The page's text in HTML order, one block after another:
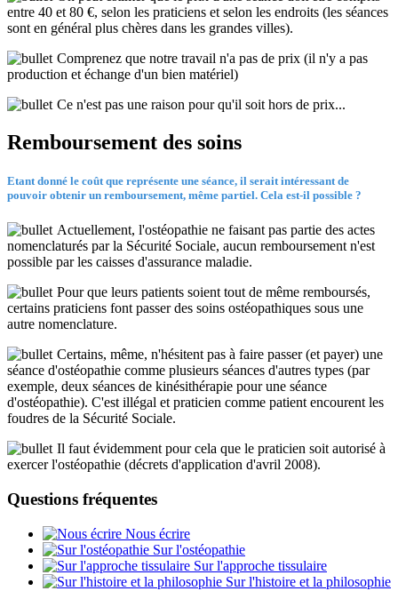
entre 40 et 80 €, selon les praticiens et selon les endroits (les séances
sont en général plus chères dans les grandes villes).
Comprenez que notre travail n'a pas de prix (il n'y a pas
production et échange d'un bien matériel)
Ce n'est pas une raison pour qu'il soit hors de prix...
Remboursement des soins
Etant donné le coût que représente une séance, il serait intéressant de
pouvoir obtenir un remboursement, même partiel. Cela est-il possible ?
Actuellement, l'ostéopathie ne faisant pas partie des actes
nomenclaturés par la Sécurité Sociale, aucun remboursement n'est
possible par les caisses d'assurance maladie.
Pour que leurs patients soient tout de même remboursés,
certains praticiens font passer des soins ostéopathiques sous une
autre nomenclature.
Certains, même, n'hésitent pas à faire passer (et payer) une
séance d'ostéopathie comme plusieurs séances d'autres types (par
exemple, deux séances de kinésithérapie pour une séance
d'ostéopathie). C'est illégal et praticien comme patient encourent les
foudres de la Sécurité Sociale.
Il faut évidemment pour cela que le praticien soit autorisé à
exercer l'ostéopathie (décrets d'application d'avril 2008).
Questions fréquentes
Nous écrire
Sur l'ostéopathie
Sur l'approche tissulaire
Sur l'histoire et la philosophie